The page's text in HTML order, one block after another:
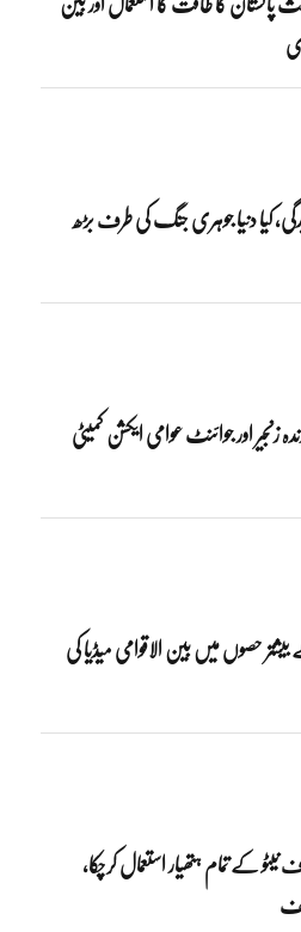
کیا دنیا جوہری جنگ کی طرف بڑھ
زنجیر اور جوائنٹ عوامی ایکشن کمیٹی
حصوں میں بین الاقوامی میڈیا کی
کے تمام ہتھیار استعمال کرچکا،